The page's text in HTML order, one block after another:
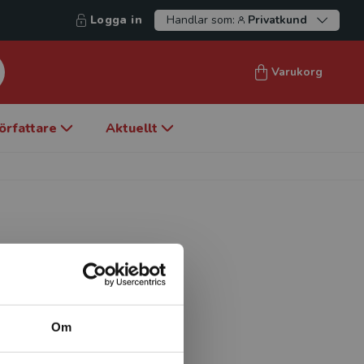
Om
Logga in Handlar som: Privatkund
Varukorg
Aktuellt
vid Avdelningen för
konflikter om teknik.